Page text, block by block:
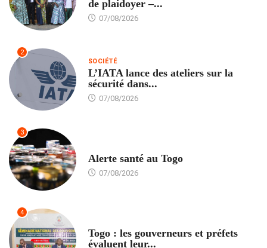
de plaidoyer –...
07/08/2026
2
SOCIÉTÉ
L’IATA lance des ateliers sur la
sécurité dans...
07/08/2026
3
Alerte santé au Togo
07/08/2026
4
Togo : les gouverneurs et préfets
évaluent leur...